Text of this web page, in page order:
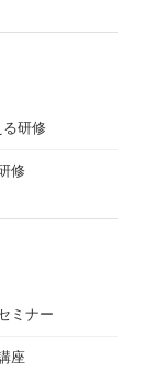
る研修
修
ミナー
座